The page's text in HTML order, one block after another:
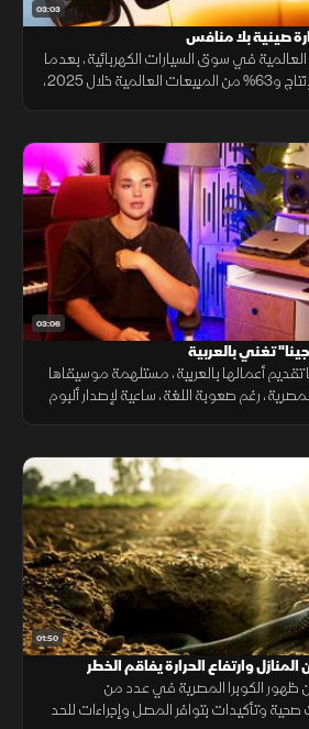
03:03
صينية بلا منافس
في سوق السيارات الكهربائية، بعدما
استحوذت على 75% من الإنتاج و63% من المبيعات العالمية خلال 2025،
03:06
تغني بالعربية
تقديم أعمالها بالعربية، مستلهمة موسيقاها
رغم صعوبة اللغة، ساعية لإصدار ألبوم
01:50
وارتفاع الحرارة يفاقم الخطر
ظهور الكوبرا المصرية في عدد من
وتأكيدات بتوافر المصل وإجراءات للحد